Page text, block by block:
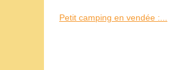
Petit camping en vendée :...